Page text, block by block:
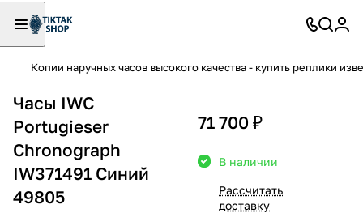
Копии наручных часов высокого качества - купить реплики
Часы IWC
Portugieser
Chronograph
IW371491 Синий
49805
71 700 ₽
В наличии
Рассчитать
доставку